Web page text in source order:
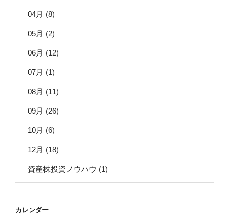
04月 (8)
05月 (2)
06月 (12)
07月 (1)
08月 (11)
09月 (26)
10月 (6)
12月 (18)
資産株投資ノウハウ (1)
カレンダー